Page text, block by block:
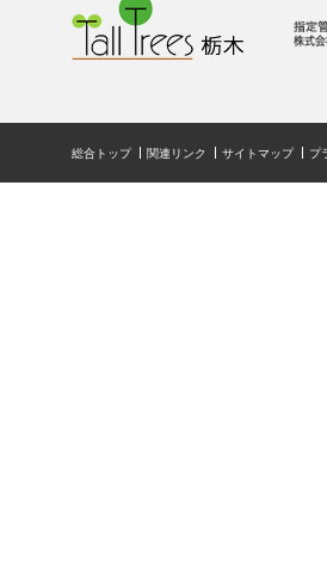
総合トップ 関連リンク サイトマップ プ